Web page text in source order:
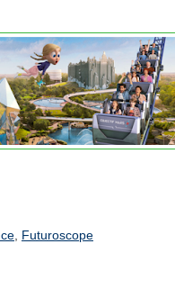
, Futuroscope